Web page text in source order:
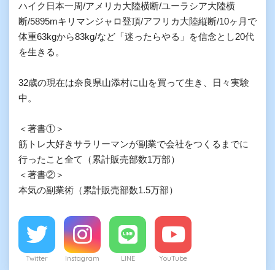
ハイク日本一周/アメリカ大陸横断/ユーラシア大陸横
断/5895mキリマンジャロ登頂/アフリカ大陸縦断/10ヶ月で
体重63kgから83kg/など「迷ったらやる」を信念とし20代
を生きる。
32歳の現在は奈良県山添村に山を買って生き、日々実験
中。
＜著書①＞
筋トレ大好きサラリーマンが副業で会社をつくるまでに
行ったこと全て（累計販売部数1万部）
＜著書②＞
本気の副業術（累計販売部数1.5万部）
Twitter Instagram LINE YouTube